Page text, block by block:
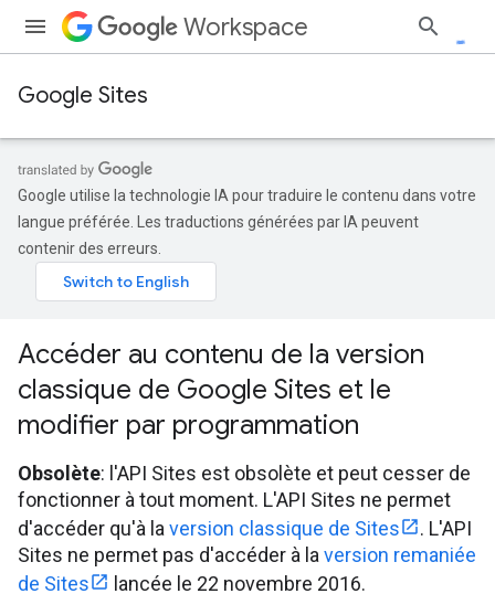
Workspace
Google Sites
Google utilise la technologie IA pour traduire le contenu dans votre
langue préférée. Les traductions générées par IA peuvent
contenir des erreurs.
Accéder au contenu de la version
classique de Google Sites et le
modifier par programmation
Obsolète: l'API Sites est obsolète et peut cesser de
fonctionner à tout moment. L'API Sites ne permet
d'accéder qu'à la version classique de Sites
. L'API
Sites ne permet pas d'accéder à la version remaniée
de Sites
lancée le 22 novembre 2016.